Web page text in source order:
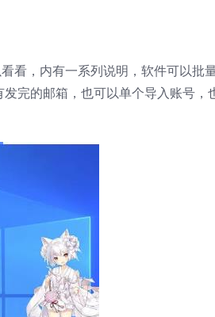
看，内有一系列说明，软件可以批
完的邮箱，也可以单个导入账号，